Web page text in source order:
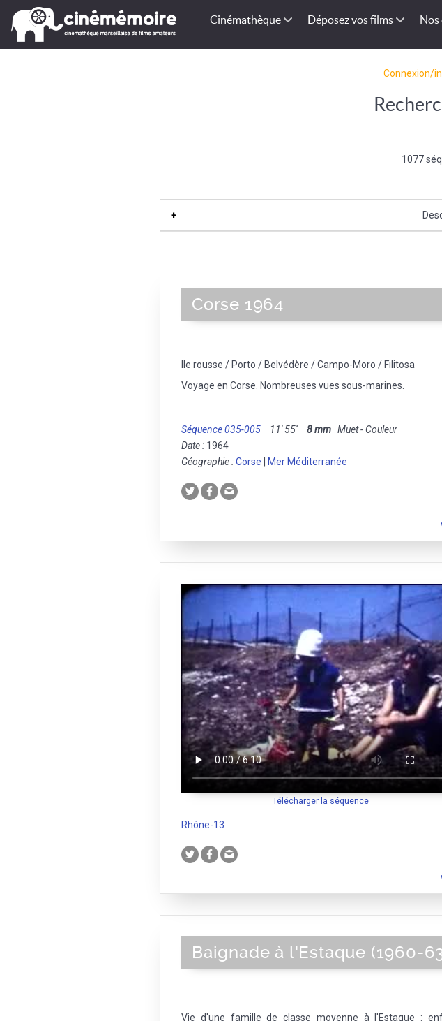
Cinémathèque Déposez vos films Nos
Connexion/
1077
Corse 1964
Ile rousse / Porto / Belvédère / Campo-Moro / Filitosa
Voyage en Corse. Nombreuses vues sous-marines.
Séquence 035-005 11' 55'' 8 mm Muet - Couleur
Date : 1964
Géographie :Corse Mer Méditerranée
Télécharger la séquence
Rhône-13
Baignade à l'Estaque (1960-
Vie d'une famille de classe moyenne à l'Estaque :